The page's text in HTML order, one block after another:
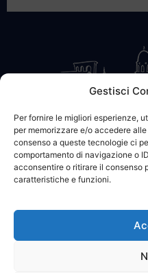
Gestisci
Per fornire le migliori esperienze,
per memorizzare e/o accedere
consenso a queste tecnologie ci
comportamento di navigazione o
acconsentire o ritirare il consenso
caratteristiche e funzioni.
CONTATTACI
© 2002 - 2026